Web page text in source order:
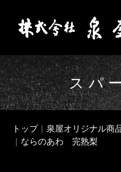
スパ
トップ 泉屋オリジナル商
ならのあわ 完熟梨